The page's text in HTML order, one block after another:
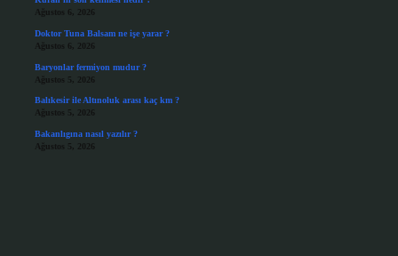
Ağustos 6, 2026
Doktor Tuna Balsam ne işe yarar ?
Ağustos 6, 2026
Baryonlar fermiyon mudur ?
Ağustos 5, 2026
Balıkesir ile Altınoluk arası kaç km ?
Ağustos 5, 2026
Bakanlıgına nasıl yazılır ?
Ağustos 5, 2026